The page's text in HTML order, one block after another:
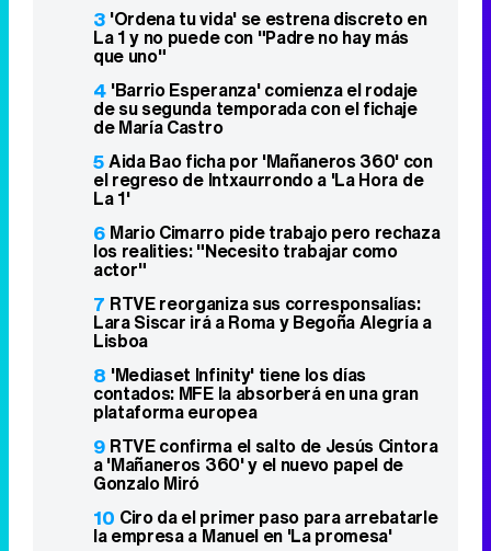
3 'Ordena tu vida' se estrena discreto en
La 1 y no puede con "Padre no hay más
que uno"
4 'Barrio Esperanza' comienza el rodaje
de su segunda temporada con el fichaje
de María Castro
5Aida Bao ficha por 'Mañaneros 360' con
el regreso de Intxaurrondo a 'La Hora de
La 1'
6 Mario Cimarro pide trabajo pero rechaza
los realities: "Necesito trabajar como
actor"
7 RTVE reorganiza sus corresponsalías:
Lara Siscar irá a Roma y Begoña Alegría a
Lisboa
8 'Mediaset Infinity' tiene los días
contados: MFE la absorberá en una gran
plataforma europea
9 RTVE confirma el salto de Jesús Cintora
a 'Mañaneros 360' y el nuevo papel de
Gonzalo Miró
10 Ciro da el primer paso para arrebatarle
la empresa a Manuel en 'La promesa'